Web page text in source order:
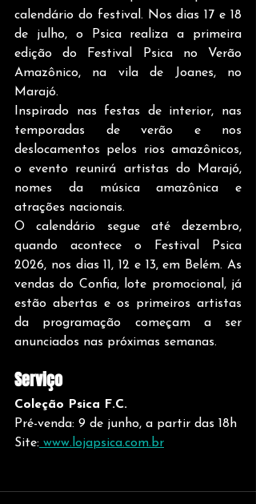
calendário do festival. Nos dias 17 e 18
de julho, o Psica realiza a primeira
edição do Festival Psica no Verão
Amazônico, na vila de Joanes, no
Marajó.
Inspirado nas festas de interior, nas
temporadas de verão e nos
deslocamentos pelos rios amazônicos,
o evento reunirá artistas do Marajó,
nomes da música amazônica e
atrações nacionais.
O calendário segue até dezembro,
quando acontece o Festival Psica
2026, nos dias 11, 12 e 13, em Belém. As
vendas do Confia, lote promocional, já
estão abertas e os primeiros artistas
da programação começam a ser
anunciados nas próximas semanas.
Serviço
Coleção Psica F.C.
Pré-venda: 9 de junho, a partir das 18h
Site: www.lojapsica.com.br